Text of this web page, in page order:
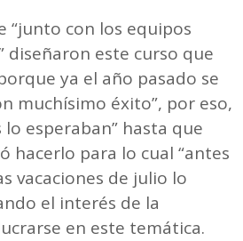
“junto con los equipos
diseñaron este curso que
ya el año pasado se
muchísimo éxito”, por eso,
lo esperaban” hasta que
hacerlo para lo cual “antes
vacaciones de julio lo
el interés de la
en este temática.